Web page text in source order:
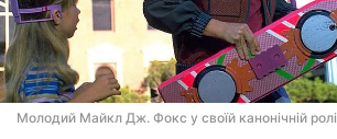
Молодий Майкл Дж. Фокс у своїй канонічній ролі